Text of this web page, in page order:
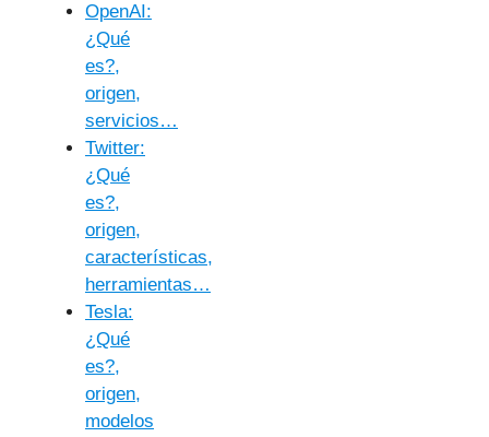
OpenAI:
¿Qué
es?,
origen,
servicios…
Twitter:
¿Qué
es?,
origen,
características,
herramientas…
Tesla:
¿Qué
es?,
origen,
modelos